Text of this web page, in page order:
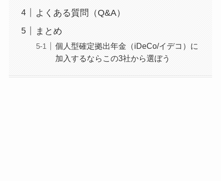
よくある質問（Q&A）
まとめ
個人型確定拠出年金（iDeCo/イデコ）に
加入するならこの3社から選ぼう